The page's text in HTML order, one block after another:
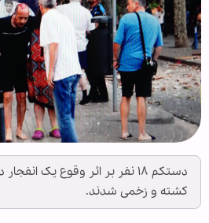
دستکم ۱۸ نفر بر اثر وقوع یک
کشته و زخمی شدند.